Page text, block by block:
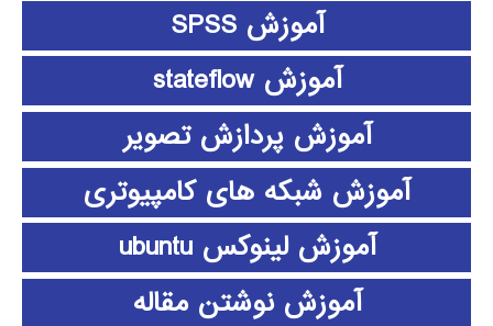
آموزش SPSS
آموزش stateflow
آموزش پردازش تصویر
آموزش شبکه های کامپیوتری
آموزش لینوکس ubuntu
آموزش نوشتن مقاله